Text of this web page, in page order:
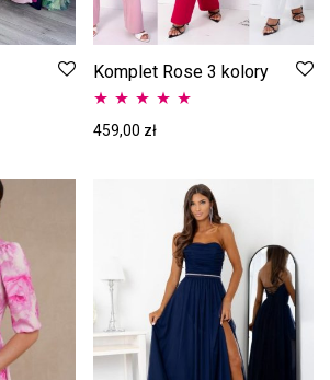
Komplet Rose 3 kolory
Oceniono
459,00 zł